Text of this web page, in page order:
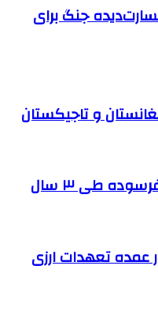
خسارت‌دیده جنگ برای
و تاجیکستان
عمده تعهدات ارزی